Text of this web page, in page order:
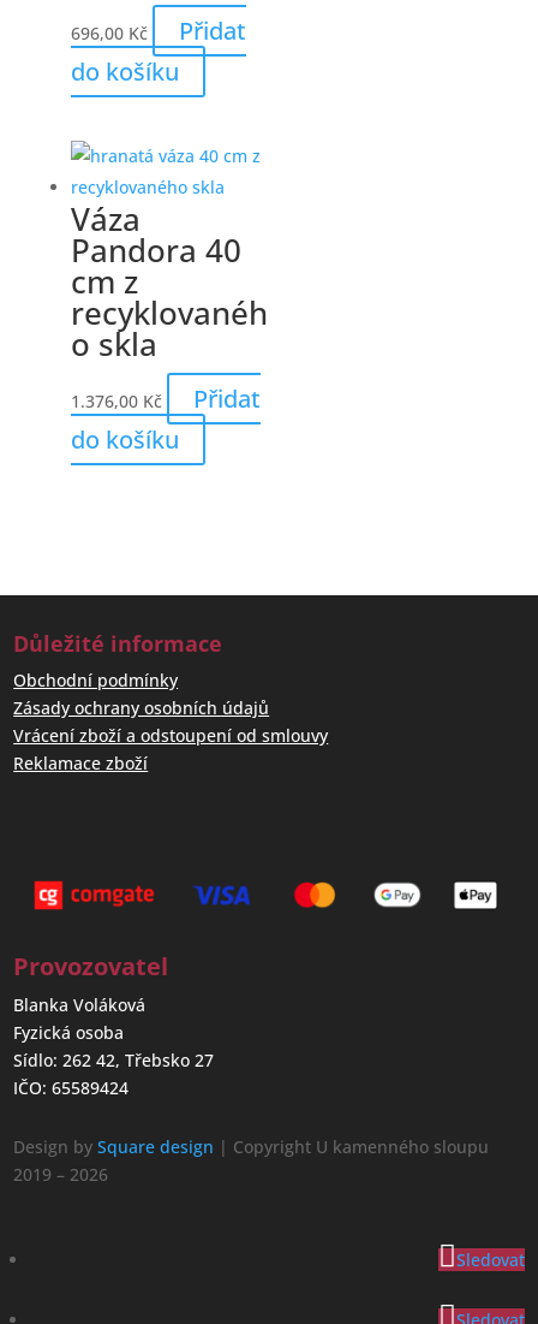
696,00 Kč
Přidat
do košíku
Váza
Pandora 40
cm z
recyklovanéh
o skla
1.376,00 Kč
Přidat
do košíku
Důležité informace
Obchodní podmínky
Zásady ochrany osobních údajů
Vrácení zboží a odstoupení od smlouvy
Reklamace zboží
Provozovatel
Blanka Voláková
Fyzická osoba
Sídlo: 262 42, Třebsko 27
IČO: 65589424
Design bySquare design | Copyright U kamenného sloupu
2019 – 2026
Sledovat
Sledovat